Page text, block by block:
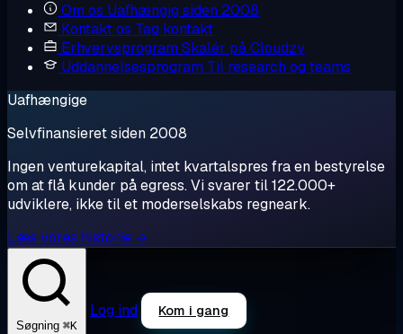
Om os Uafhængig siden 2008
Kontakt os Tag kontakt
Erhvervsprogram Skalér på Cloudzy
Uddannelsesprogram Til research og teams
Uafhængige
Selvfinansieret siden 2008
Ingen venturekapital, intet kvartalspres fra en bestyrelse
om at flå kunder på egress. Vi svarer til 122.000+
udviklere, ikke til et moderselskabs regneark.
Læs vores historie →
Søgning ⌘K
Log ind Kom i gang